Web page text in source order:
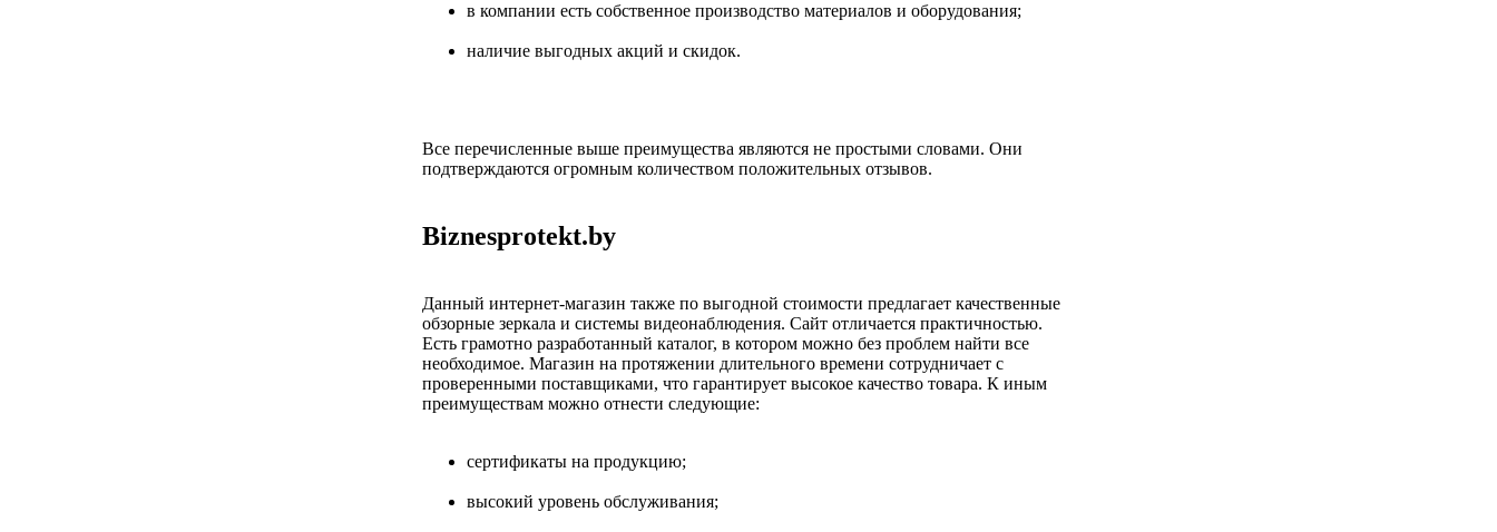
в компании есть собственное производство материалов и оборудования;
наличие выгодных акций и скидок.
Все перечисленные выше преимущества являются не простыми словами. Они
подтверждаются огромным количеством положительных отзывов.
Biznesprotekt.by
Данный интернет-магазин также по выгодной стоимости предлагает качественные
обзорные зеркала и системы видеонаблюдения. Сайт отличается практичностью.
Есть грамотно разработанный каталог, в котором можно без проблем найти все
необходимое. Магазин на протяжении длительного времени сотрудничает с
проверенными поставщиками, что гарантирует высокое качество товара. К иным
преимуществам можно отнести следующие:
сертификаты на продукцию;
высокий уровень обслуживания;